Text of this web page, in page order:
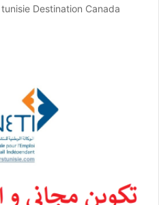
Destination Canada